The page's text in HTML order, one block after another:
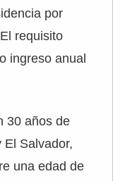
por
requisito
ingreso anual
30 años de
El Salvador,
una edad de